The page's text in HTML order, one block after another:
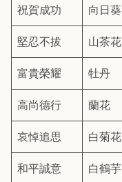
祝賀成功 向日葵
堅忍不拔 山茶花
富貴榮耀 牡丹
高尚德行 蘭花
哀悼追思 白菊花
和平誠意 白鶴芋